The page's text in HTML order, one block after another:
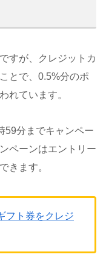
すが、クレジットカ
とで、0.5%分のポ
れています。
59分までキャンペー
ペーンはエントリー
きます。
フト券をクレジ